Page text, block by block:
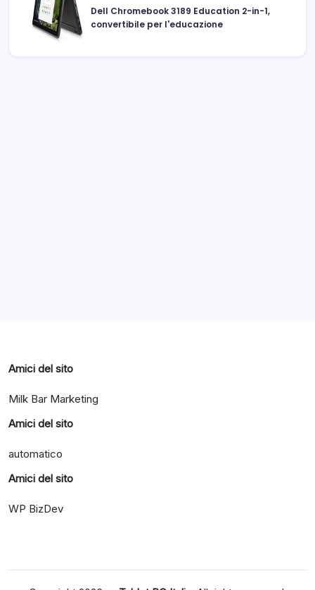
Dell Chromebook 3189 Education 2-in-1,
convertibile per l'educazione
Amici del sito
Milk Bar Marketing
Amici del sito
automatico
Amici del sito
WP BizDev